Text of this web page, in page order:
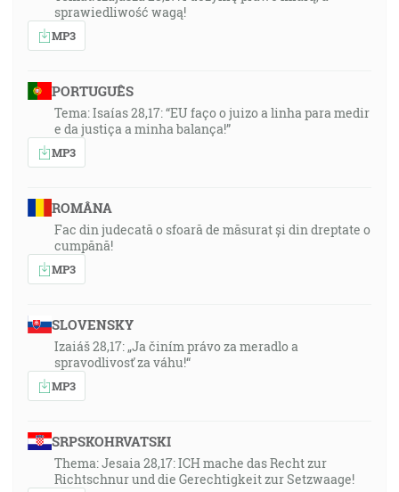
sprawiedliwość wagą!
MP3
PORTUGUÊS
Tema: Isaías 28,17: “EU faço o juizo a linha para medir
e da justiça a minha balança!”
MP3
ROMÂNA
Fac din judecată o sfoară de măsurat și din dreptate o
cumpănă!
MP3
SLOVENSKY
Izaiáš 28,17: „Ja činím právo za meradlo a
spravodlivosť za váhu!“
MP3
SRPSKOHRVATSKI
Thema: Jesaia 28,17: ICH mache das Recht zur
Richtschnur und die Gerechtigkeit zur Setzwaage!